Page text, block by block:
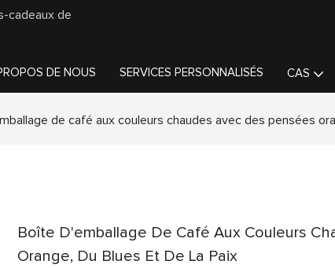
cadeaux de
DE NOUS SERVICES PERSONNALISÉS CAS
de café aux couleurs chaudes avec des pensées
Boîte D'emballage De Café Aux Couleurs
Orange, Du Blues Et De La Paix